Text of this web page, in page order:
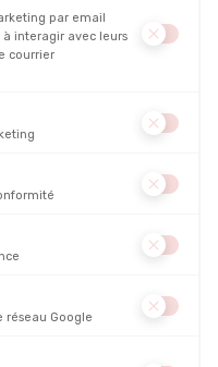
SPRAY ANTI-INSECTE DEET 40%
15,95